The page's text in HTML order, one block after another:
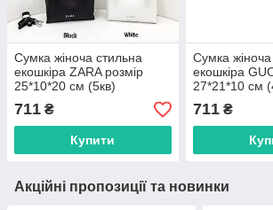
Сумка жіноча стильна
екошкіра ZARA розмір
25*10*20 см (5кв)
"SUMKA" недорого гуртом
від прямого
постачальника
711 ₴
Купити
Сумка
екошкіра
27*21*10 см
"SUMKA"
від прямого
711₴
Акційні пропозиції та новинки